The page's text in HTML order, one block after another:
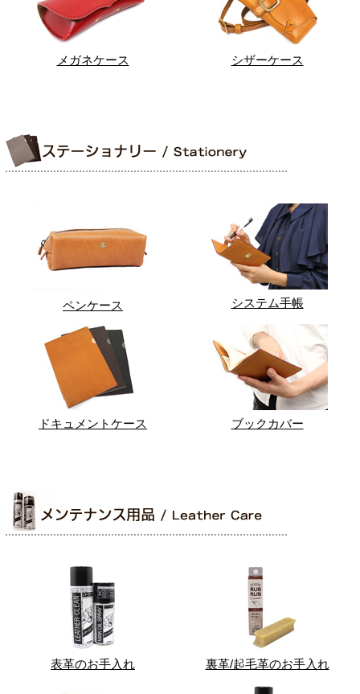
メガネケース シザーケース
ペンケース システム手帳
ドキュメントケース ブックカバー
表革のお手入れ 裏革/起毛革のお手入れ